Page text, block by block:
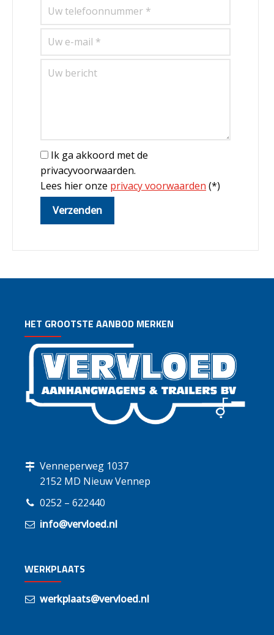
Ik ga akkoord met de
privacyvoorwaarden.
Lees hier onze privacy voorwaarden (*)
HET GROOTSTE AANBOD MERKEN
Venneperweg 1037
2152 MD Nieuw Vennep
0252 – 622440
info@vervloed.nl
WERKPLAATS
werkplaats@vervloed.nl